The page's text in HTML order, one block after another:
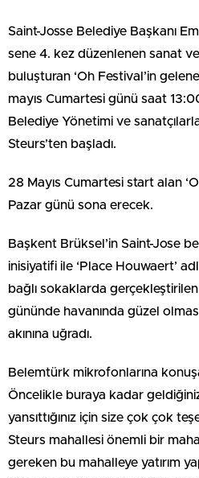
Saint-Josse Belediye Başkanı
sene 4. kez düzenlenen sanat
buluşturan ‘Oh Festival’in
mayıs Cumartesi günü saat
Belediye Yönetimi ve
Steurs’ten başladı.
28 Mayıs Cumartesi start alan
Pazar günü sona erecek.
Başkent Brüksel’in Saint-Jose
inisiyatifi ile ‘Place Houwaert’
bağlı sokaklarda gerçekleştirilen
gününde havanında güzel
akınına uğradı.
Belemtürk mikrofonlarına
Öncelikle buraya kadar
yansıttığınız için size çok çok
Steurs mahallesi önemli bir
gereken bu mahalleye yatırım